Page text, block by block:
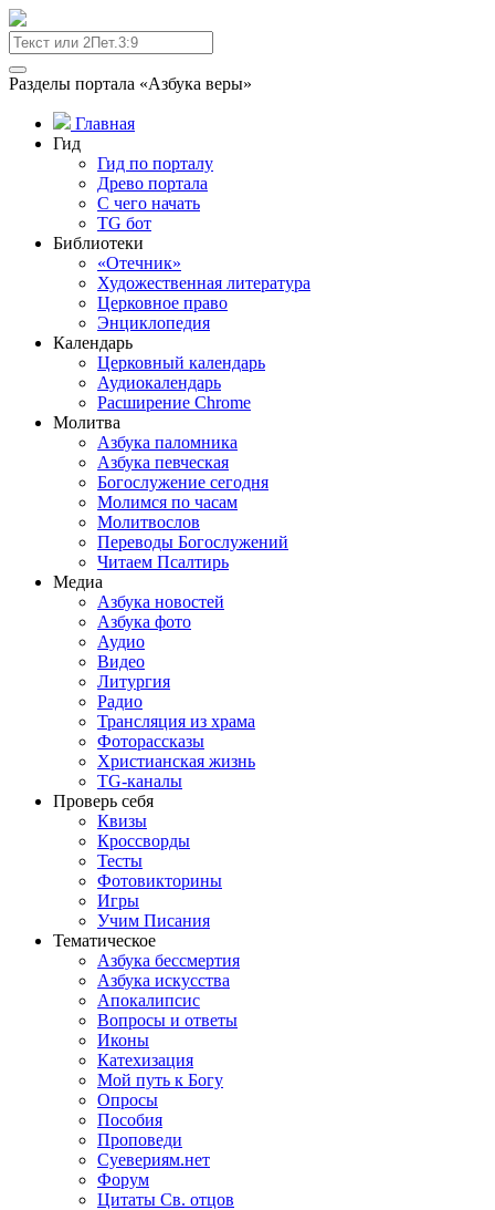
Разделы портала «Азбука веры»
Главная
Гид
Гид по порталу
Древо портала
С чего начать
TG бот
Библиотеки
«Отечник»
Художественная литература
Церковное право
Энциклопедия
Календарь
Церковный календарь
Аудиокалендарь
Расширение Chrome
Молитва
Азбука паломника
Азбука певческая
Богослужение сегодня
Молимся по часам
Молитвослов
Переводы Богослужений
Читаем Псалтирь
Медиа
Азбука новостей
Азбука фото
Аудио
Видео
Литургия
Радио
Трансляция из храма
Фоторассказы
Христианская жизнь
TG-каналы
Проверь себя
Квизы
Кроссворды
Тесты
Фотовикторины
Игры
Учим Писания
Тематическое
Азбука бессмертия
Азбука искусства
Апокалипсис
Вопросы и ответы
Иконы
Катехизация
Мой путь к Богу
Опросы
Пособия
Проповеди
Суевериям.нет
Форум
Цитаты Св. отцов